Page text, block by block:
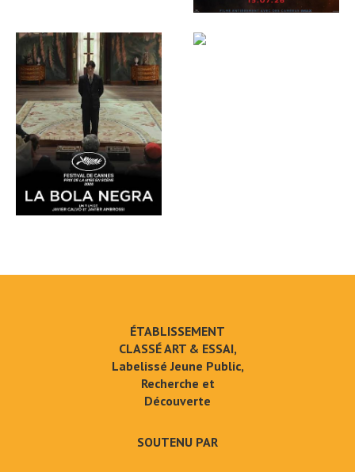
ÉTABLISSEMENT
CLASSÉ ART & ESSAI,
Labelissé Jeune Public,
Recherche et
Découverte
SOUTENU PAR